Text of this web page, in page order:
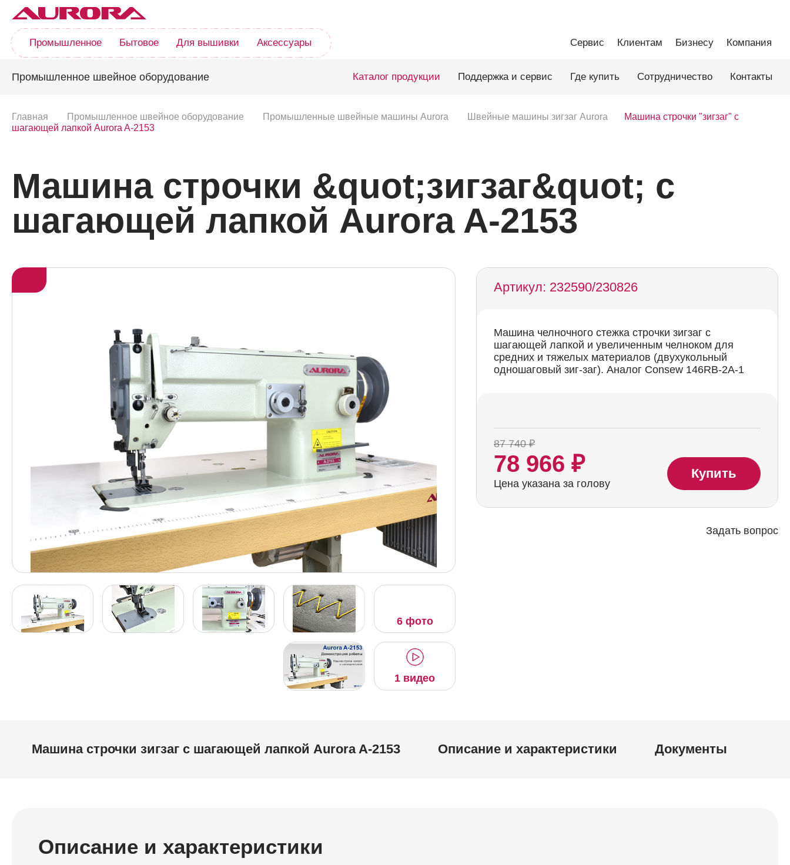
Промышленное Бытовое Для вышивки Аксессуары Сервис Клиентам Бизнесу Компания
Промышленное швейное оборудование Каталог продукции Поддержка и сервис Где купить Сотрудничество Контакты
Главная Промышленное швейное оборудование Промышленные швейные машины Aurora Швейные машины зигзаг Aurora
Машина строчки "зигзаг" с
шагающей лапкой Aurora A-2153
Машина строчки &quot;зигзаг&quot; с
шагающей лапкой Aurora A-2153
6 фото
1 видео
Артикул: 232590/230826
Машина челночного стежка строчки зигзаг с
шагающей лапкой и увеличенным челноком для
средних и тяжелых материалов (двухукольный
одношаговый зиг-заг). Аналог Consew 146RB-2A-1
87 740 ₽
78 966 ₽
Цена указана за голову
Купить
Задать вопрос
Машина строчки зигзаг с шагающей лапкой Aurora A-2153 Описание и характеристики Документы
Описание и характеристики